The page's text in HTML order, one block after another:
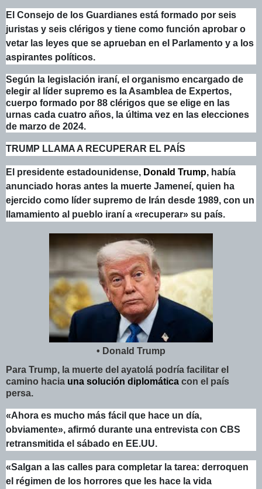
El Consejo de los Guardianes está formado por seis
juristas y seis clérigos y tiene como función aprobar o
vetar las leyes que se aprueban en el Parlamento y a los
aspirantes políticos.
Según la legislación iraní, el organismo encargado de
elegir al líder supremo es la Asamblea de Expertos,
cuerpo formado por 88 clérigos que se elige en las
urnas cada cuatro años, la última vez en las elecciones
de marzo de 2024.
TRUMP LLAMA A RECUPERAR EL PAÍS
El presidente estadounidense, Donald Trump, había
anunciado horas antes la muerte Jameneí, quien ha
ejercido como líder supremo de Irán desde 1989, con un
llamamiento al pueblo iraní a «recuperar» su país.
• Donald Trump
Para Trump, la muerte del ayatolá podría facilitar el
camino hacia una solución diplomática con el país
persa.
«Ahora es mucho más fácil que hace un día,
obviamente», afirmó durante una entrevista con CBS
retransmitida el sábado en EE.UU.
«Salgan a las calles para completar la tarea: derroquen
el régimen de los horrores que les hace la vida